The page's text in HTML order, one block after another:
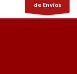
de Envíos